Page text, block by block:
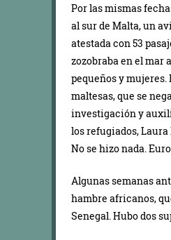
Por las mismas
al sur de Malta, un
atestada con 53
zozobraba en el mar
pequeños y mujeres.
maltesas, que se
investigación y
los refugiados,
No se hizo nada.
Algunas semanas
hambre africanos,
Senegal. Hubo dos